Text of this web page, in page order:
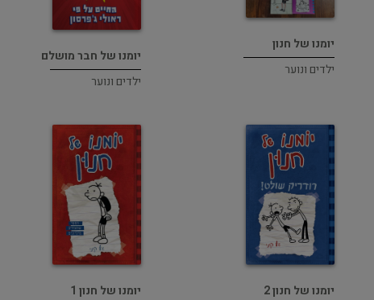
יומנו של חנון
ילדים ונוער
יומנו של חבר מושלם
ילדים ונוער
יומנו של חנון 2
יומנו של חנון 1